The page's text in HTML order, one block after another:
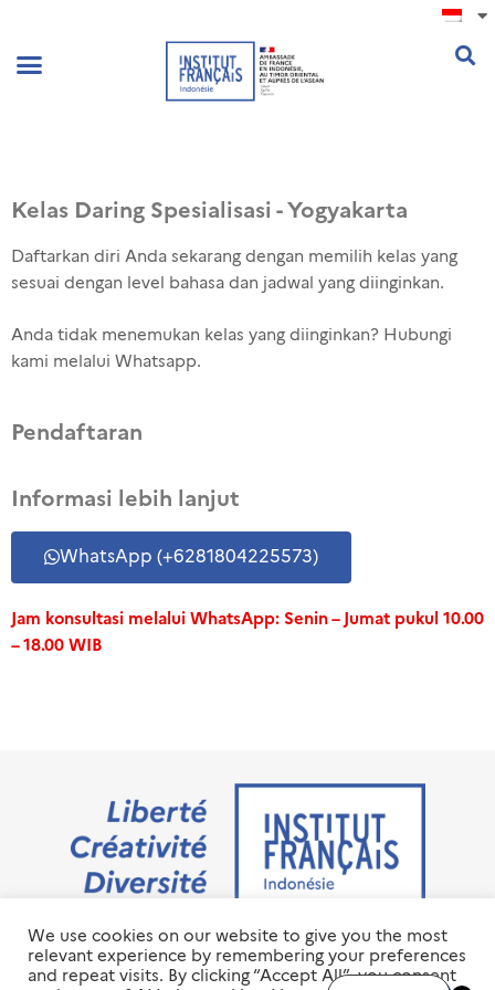
Kelas Daring Spesialisasi - Yogyakarta
Daftarkan diri Anda sekarang dengan memilih kelas yang
sesuai dengan level bahasa dan jadwal yang diinginkan.
Anda tidak menemukan kelas yang diinginkan? Hubungi
kami melalui Whatsapp.
Pendaftaran
Informasi lebih lanjut
WhatsApp (+6281804225573)
Jam konsultasi melalui WhatsApp: Senin – Jumat pukul 10.00
– 18.00 WIB
Jalan M.H. Thamrin No. 20 Jakarta Pusat 10350
+6221 23 55 79 00
info@ifi-id.com
We use cookies on our website to give you the most
relevant experience by remembering your preferences
and repeat visits. By clicking “Accept All”, you consent